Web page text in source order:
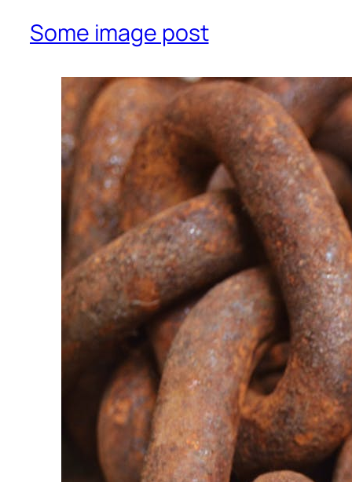
Some image post